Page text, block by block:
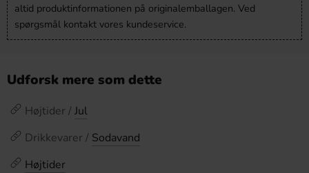
altid produktinformationen på originalemballagen. Ved
spørgsmål kontakt vores kundeservice.
Udforsk mere som dette
Højtider / Jul
Drikkevarer / Sodavand
Højtider